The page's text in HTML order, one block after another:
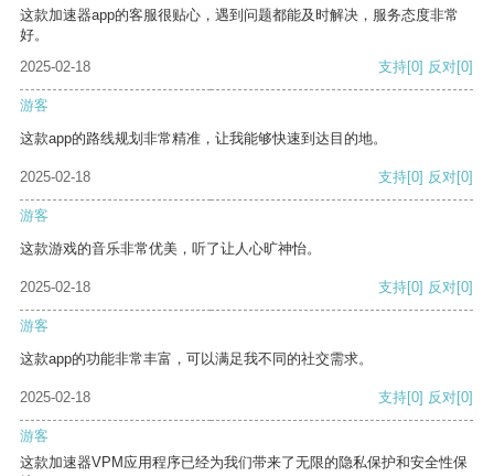
这款加速器app的客服很贴心，遇到问题都能及时解决，服务态度非常
好。
2025-02-18
支持[0] 反对[0]
游客
这款app的路线规划非常精准，让我能够快速到达目的地。
2025-02-18 支持[0] 反对[0]
游客
这款游戏的音乐非常优美，听了让人心旷神怡。
2025-02-18 支持[0] 反对[0]
游客
这款app的功能非常丰富，可以满足我不同的社交需求。
2025-02-18 支持[0] 反对[0]
游客
这款加速器VPM应用程序已经为我们带来了无限的隐私保护和安全性保